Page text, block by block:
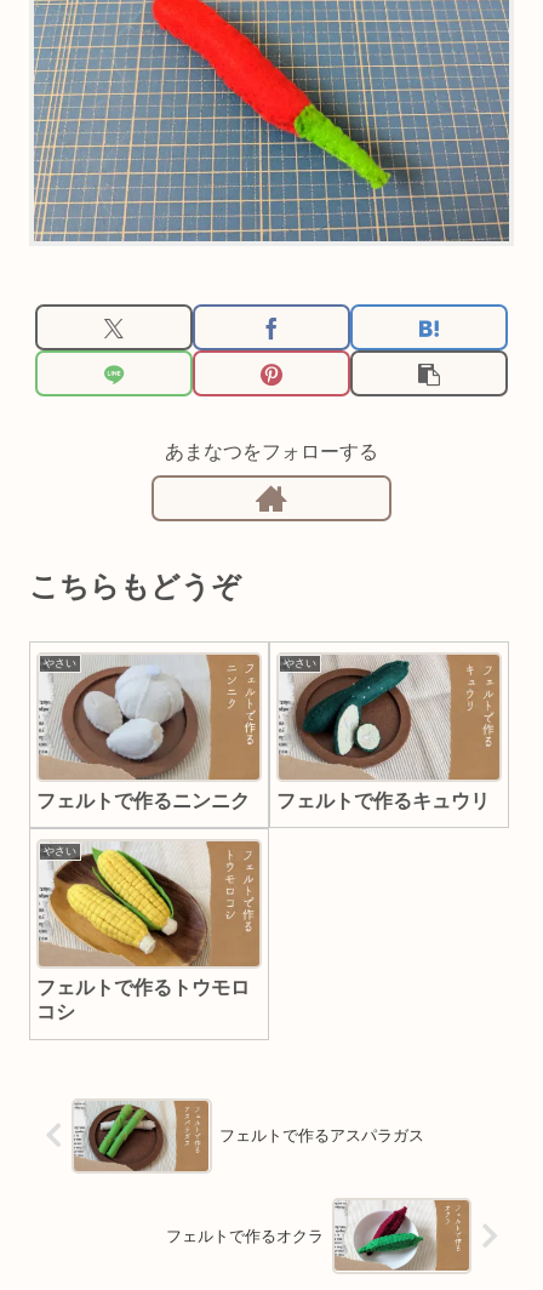
あまなつをフォローする
こちらもどうぞ
やさい
フェルトで作るニンニク
やさい
フェルトで作るキュウリ
やさい
フェルトで作るトウモロ
コシ
フェルトで作るアスパラガス
フェルトで作るオクラ